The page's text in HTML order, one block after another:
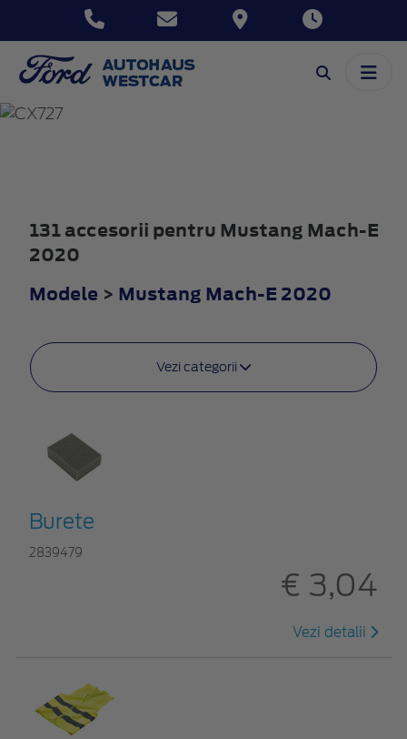
MUSTANG
MACH-E
131 accesorii pentru Mustang Mach-E
2020
Modele > Mustang Mach-E 2020
Vezi categorii
Burete
2839479
€ 3,04
Vezi detalii